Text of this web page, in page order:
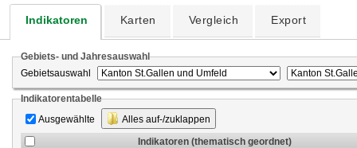
Indikatoren Karten Vergleich Export
Gebiets- und Jahresauswahl
Gebietsauswahl
Indikatorentabelle
Ausgewählte
Alles auf-/zuklappen
Indikatoren (thematisch geordnet)